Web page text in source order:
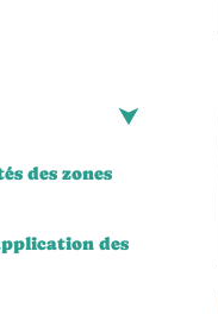
des zones
des